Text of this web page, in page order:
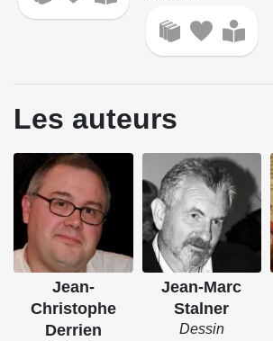
Les auteurs
Jean-
Christophe
Derrien
Jean-Marc
Stalner
Dessin